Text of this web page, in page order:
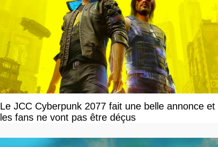
Le JCC Cyberpunk 2077 fait une belle annonce et
les fans ne vont pas être déçus